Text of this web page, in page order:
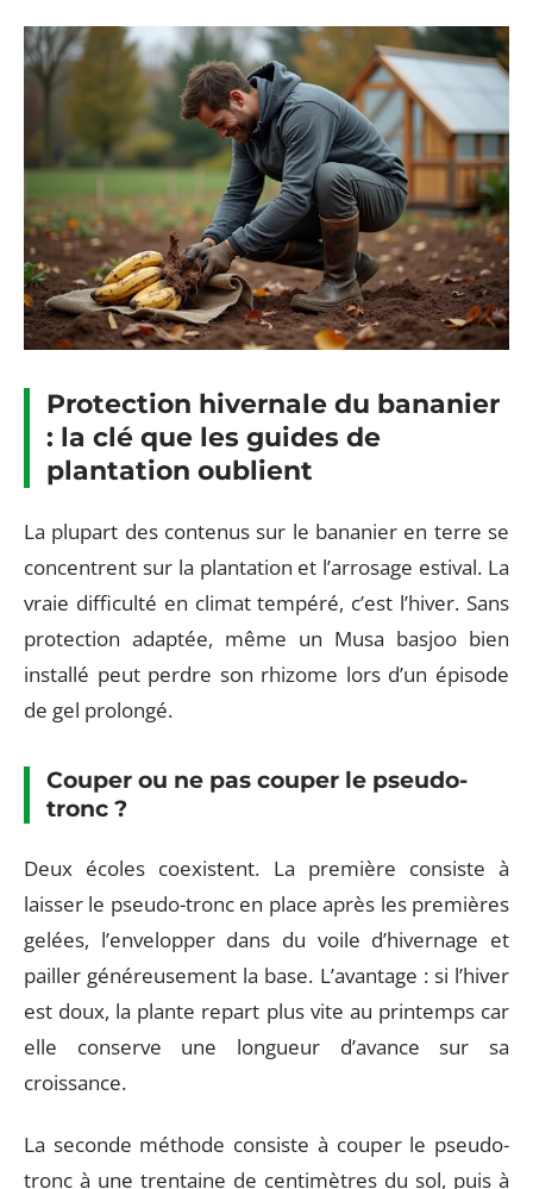
Protection hivernale du bananier
: la clé que les guides de
plantation oublient
La plupart des contenus sur le bananier en terre se
concentrent sur la plantation et l’arrosage estival. La
vraie difficulté en climat tempéré, c’est l’hiver. Sans
protection adaptée, même un Musa basjoo bien
installé peut perdre son rhizome lors d’un épisode
de gel prolongé.
Couper ou ne pas couper le pseudo-
tronc ?
Deux écoles coexistent. La première consiste à
laisser le pseudo-tronc en place après les premières
gelées, l’envelopper dans du voile d’hivernage et
pailler généreusement la base. L’avantage : si l’hiver
est doux, la plante repart plus vite au printemps car
elle conserve une longueur d’avance sur sa
croissance.
La seconde méthode consiste à couper le pseudo-
tronc à une trentaine de centimètres du sol, puis à